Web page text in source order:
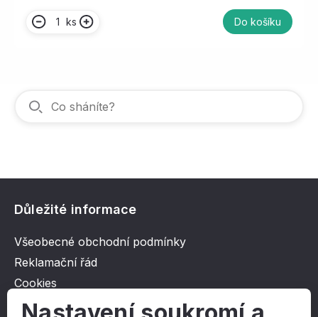
ks Do košíku
Důležité informace
Všeobecné obchodní podmínky
Reklamační řád
Cookies
Ochrana osobních údajů